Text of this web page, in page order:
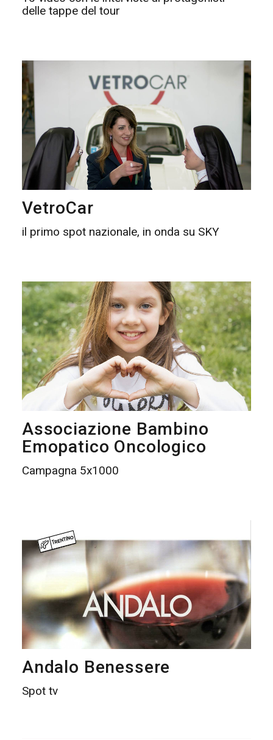
delle tappe del tour
VetroCar
il primo spot nazionale, in onda su SKY
Associazione Bambino
Emopatico Oncologico
Campagna 5x1000
Andalo Benessere
Spot tv